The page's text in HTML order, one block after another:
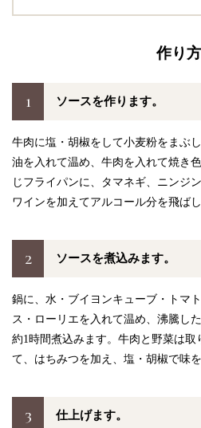
作り方
1 ソースを作ります。
牛肉に塩・胡椒をして小麦粉をまぶ
油を入れて温め、牛肉を入れて焼き
じフライパンに、タマネギ、ニンジ
ワインを加えてアルコール分を飛ばし
2 ソースを煮込みます。
鍋に、水・ブイヨンキューブ・トマ
ス・ローリエを入れて温め、沸騰し
約1時間煮込みます。牛肉と野菜は取
て、はちみつを加え、塩・胡椒で味を
3 仕上げます。